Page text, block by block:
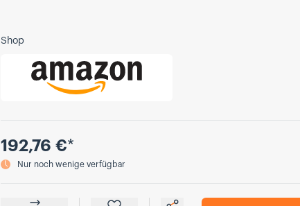
Shop
Preis
192,76 €*
Nur noch wenige verfügbar